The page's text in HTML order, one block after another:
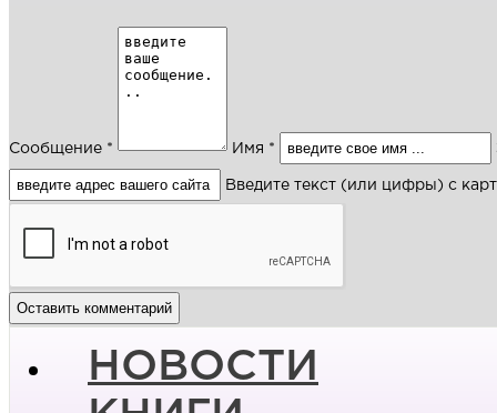
Сообщение * Имя *
Введите текст (или цифры) с
НОВОСТИ